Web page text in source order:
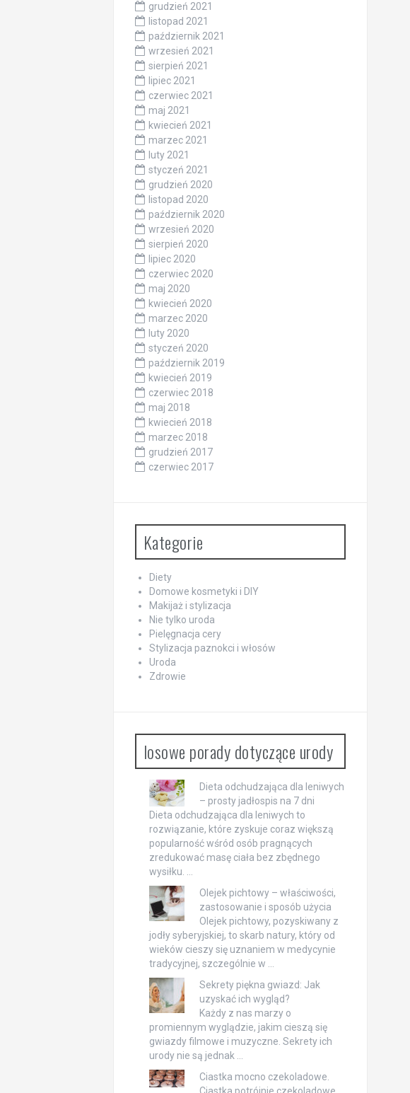
grudzień 2021
listopad 2021
październik 2021
wrzesień 2021
sierpień 2021
lipiec 2021
czerwiec 2021
maj 2021
kwiecień 2021
marzec 2021
luty 2021
styczeń 2021
grudzień 2020
listopad 2020
październik 2020
wrzesień 2020
sierpień 2020
lipiec 2020
czerwiec 2020
maj 2020
kwiecień 2020
marzec 2020
luty 2020
styczeń 2020
październik 2019
kwiecień 2019
czerwiec 2018
maj 2018
kwiecień 2018
marzec 2018
grudzień 2017
czerwiec 2017
Kategorie
Diety
Domowe kosmetyki i DIY
Makijaż i stylizacja
Nie tylko uroda
Pielęgnacja cery
Stylizacja paznokci i włosów
Uroda
Zdrowie
losowe porady dotyczące urody
Dieta odchudzająca dla leniwych
– prosty jadłospis na 7 dni
Dieta odchudzająca dla leniwych to
rozwiązanie, które zyskuje coraz większą
popularność wśród osób pragnących
zredukować masę ciała bez zbędnego
wysiłku. …
Olejek pichtowy – właściwości,
zastosowanie i sposób użycia
Olejek pichtowy, pozyskiwany z
jodły syberyjskiej, to skarb natury, który od
wieków cieszy się uznaniem w medycynie
tradycyjnej, szczególnie w …
Sekrety piękna gwiazd: Jak
uzyskać ich wygląd?
Każdy z nas marzy o
promiennym wyglądzie, jakim cieszą się
gwiazdy filmowe i muzyczne. Sekrety ich
urody nie są jednak …
Ciastka mocno czekoladowe.